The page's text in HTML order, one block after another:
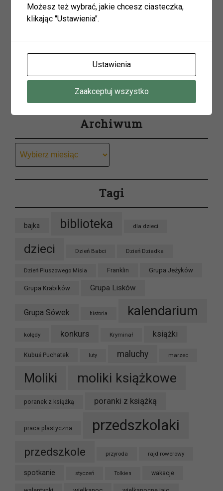
Archiwum
Tagi
bajka biblioteka dla dzieci
dzieci Dzień Babci Dzień Dziadka
Dzień Pluszowego Misia Franklin Grupa Jeżyków
Grupa Krabików Grupa Lisków
Grupa Sówek historia kalendarium
kolędy konkurs Kryminał książki
Kubuś Puchatek luty maluchy marzec
Moliki moliki książkowe
poranek z książką poranki z książką
praca plastyczna przedszkolaki
przedszkole przyroda rajd rowerowy
spotkanie styczeń Tolkien wakacje
Możesz też wybrać, jakie chcesz ciasteczka,
klikając "Ustawienia".
Ustawienia
Zaakceptuj wszystko